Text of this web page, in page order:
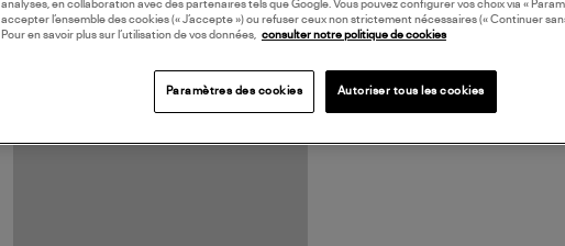
analyses, en collaboration avec des partenaires tels que Google. Vous pouvez configurer vos choix via «
accepter l’ensemble des cookies (« J’accepte ») ou refuser ceux non strictement nécessaires (« Continuer
Pour en savoir plus sur l’utilisation de vos données, consulter notre politique de cookies
Paramètres des cookies Autoriser tous les cookies